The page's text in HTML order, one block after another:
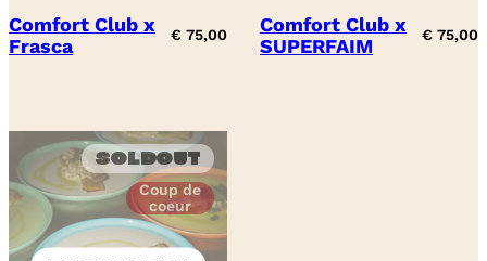
Comfort Club x
Frasca
€ 75,00
Comfort Club x
SUPERFAIM
€ 75,00
Soldout
Coup de
coeur